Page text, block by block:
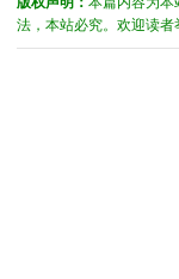
法，本站必究。欢迎读者